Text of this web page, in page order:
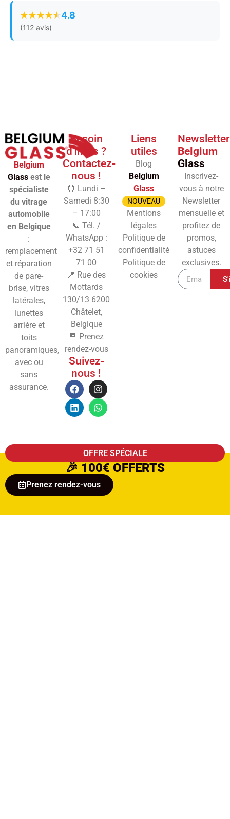
4.8
(112 avis)
Belgium
Glassest le
spécialiste
du vitrage
automobile
en Belgique
:
remplacement
et réparation
de pare-
brise, vitres
latérales,
lunettes
arrière et
toits
panoramiques,
avec ou
sans
assurance.
Besoin
d'infos ?
Contactez-
nous !
⏰ Lundi –
Samedi 8:30
– 17:00
📞 Tél. /
WhatsApp :
+32 71 51
71 00
📍 Rue des
Mottards
130/13 6200
Châtelet,
Belgique
📆 Prenez
rendez-vous
Suivez-
nous !
Liens
utiles
Blog
Belgium
Glass
NOUVEAU
Mentions
légales
Politique de
confidentialité
Politique de
cookies
Newsletter
Belgium
Glass
Inscrivez-
vous à notre
Newsletter
mensuelle et
profitez de
promos,
astuces
exclusives.
OFFRE SPÉCIALE
🎉 100€ OFFERTS
Prenez rendez-vous